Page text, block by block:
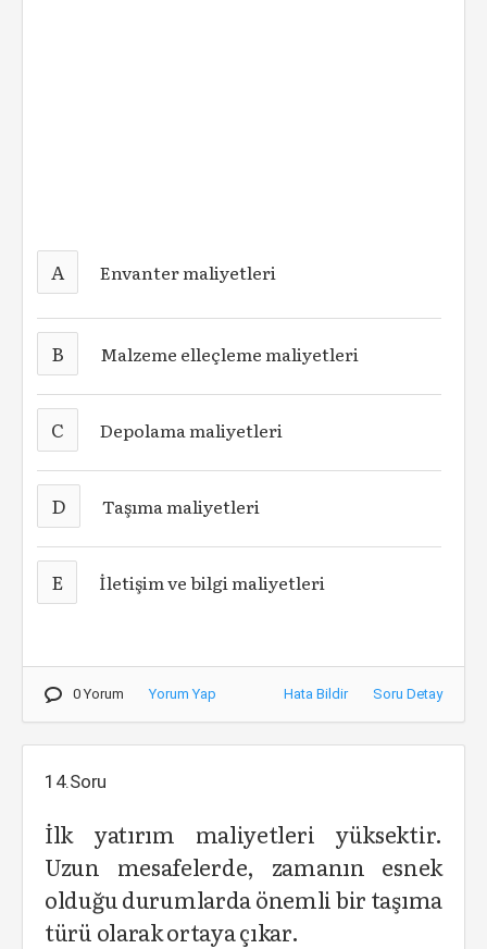
A Envanter maliyetleri
B Malzeme elleçleme maliyetleri
C Depolama maliyetleri
D Taşıma maliyetleri
E İletişim ve bilgi maliyetleri
0 Yorum Yorum Yap Hata Bildir Soru Detay
14.Soru
İlk yatırım maliyetleri yüksektir.
Uzun mesafelerde, zamanın esnek
olduğu durumlarda önemli bir taşıma
türü olarak ortaya çıkar.